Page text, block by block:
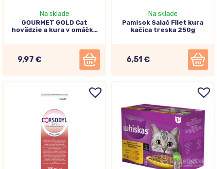
Na sklade
GOURMET GOLD Cat
hovädzie a kura v omáčke
9,97 €
Na sklade
Pamlsok Salač Filet kura
kačica treska 250g
6,51 €